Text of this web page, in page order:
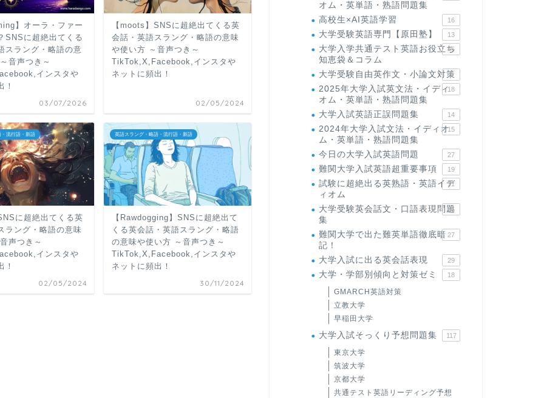
使
っ
て
く
い。
】オーラ・ファー
SNSに超絶出てくる
スラング・略語の意
音声つき～
インスタや
！
03/07/2026
【moots】SNSに超絶出てくる英
会話・英語スラング・略語の意味
や使い方 ～音声つき～
TikTok,X,Facebook,インスタや
ネットに頻出！
02/05/2024
流行語・新語
に超絶出てくる英
ラング・略語の意味
声つき～
インスタや
！
02/05/2024
英語スラング・略語・流行語・新語
【Rawdogging】SNSに超絶出て
くる英会話・英語スラング・略語
の意味や使い方 ～音声つき～
TikTok,X,Facebook,インスタや
ネットに頻出！
30/11/2024
オム・英単語・熟語問題集
高校生×AI英語学習 16
大学受験英語専門【原田塾】 13
大学入学共通テスト英語お役立ち
知恵袋＆コラム
45
大学受験自由英作文・小論文対策
8
2025年大学入試英文法・イディ
オム・英単語・熟語問題集
18
大学入試英語正誤問題集 14
2024年大学入試文法・イディオ
ム・英単語・熟語問題集
15
今日の大学入試英語問題 27
難関大学入試英語超重要事項 19
試験に超絶出る英熟語・英語イデ
ィオム
71
大学受験英会話文・口語表現問題
集
35
難関大学で出た難英単語徹底暗
記！
27
大学入試に出る英会話表現 29
大学・学部別傾向と対策ゼミ 18
GMARCH英語対策
立教大学
早稲田大学
大学入試そっくり予想問題集 117
東京大学
筑波大学
京都大学
共通テスト英語リーディング予想